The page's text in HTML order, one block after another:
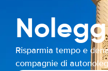
Risparmia tempo e
compagnie di